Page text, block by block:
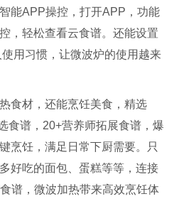
能APP操控，打开APP，功能
，轻松查看云食谱。还能设置
用习惯，让微波炉的使用越来
食材，还能烹饪美食，精选
食谱，20+营养师拓展食谱，爆
烹饪，满足日常下厨需要。只
好吃的面包、蛋糕等等，连接
谱，微波加热带来高效烹饪体